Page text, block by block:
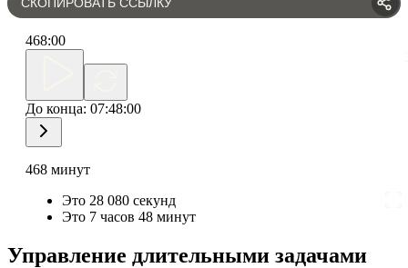
СКОПИРОВАТЬ ССЫЛКУ
468:00
До конца: 07:48:00
468 минут
Это 28 080 секунд
Это 7 часов 48 минут
Управление длительными задачами